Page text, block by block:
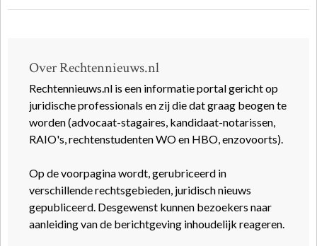
Over Rechtennieuws.nl
Rechtennieuws.nl is een informatie portal gericht op
juridische professionals en zij die dat graag beogen te
worden (advocaat-stagaires, kandidaat-notarissen,
RAIO's, rechtenstudenten WO en HBO, enzovoorts).
Op de voorpagina wordt, gerubriceerd in
verschillende rechtsgebieden, juridisch nieuws
gepubliceerd. Desgewenst kunnen bezoekers naar
aanleiding van de berichtgeving inhoudelijk reageren.